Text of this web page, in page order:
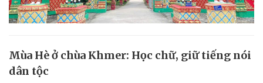
Mùa Hè ở chùa Khmer: Học chữ, giữ tiếng nói
dân tộc